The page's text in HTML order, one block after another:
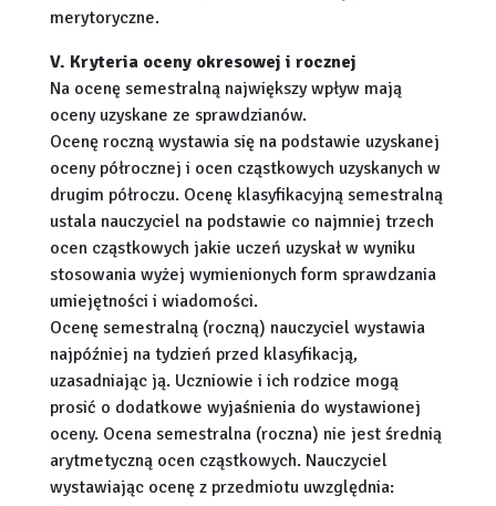
merytoryczne.
V. Kryteria oceny okresowej i rocznej
Na ocenę semestralną największy wpływ mają
oceny uzyskane ze sprawdzianów.
Ocenę roczną wystawia się na podstawie uzyskanej
oceny półrocznej i ocen cząstkowych uzyskanych w
drugim półroczu. Ocenę klasyfikacyjną semestralną
ustala nauczyciel na podstawie co najmniej trzech
ocen cząstkowych jakie uczeń uzyskał w wyniku
stosowania wyżej wymienionych form sprawdzania
umiejętności i wiadomości.
Ocenę semestralną (roczną) nauczyciel wystawia
najpóźniej na tydzień przed klasyfikacją,
uzasadniając ją. Uczniowie i ich rodzice mogą
prosić o dodatkowe wyjaśnienia do wystawionej
oceny. Ocena semestralna (roczna) nie jest średnią
arytmetyczną ocen cząstkowych. Nauczyciel
wystawiając ocenę z przedmiotu uwzględnia: